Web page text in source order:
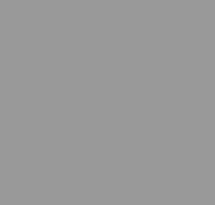
を探しています。医療機
ターやナースとの信頼関
めに全力を尽くすことが